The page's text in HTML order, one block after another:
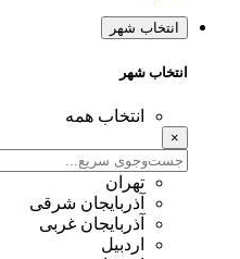
انتخاب شهر
انتخاب شهر
انتخاب همه
×
تهران
آذربایجان شرقی
آذربایجان غربی
اردبیل